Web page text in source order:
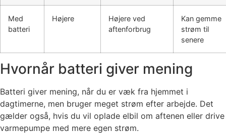
Med
batteri
Højere
Højere ved
aftenforbrug
Kan gemme
strøm til
senere
Hvornår batteri giver mening
Batteri giver mening, når du er væk fra hjemmet i
dagtimerne, men bruger meget strøm efter arbejde. Det
gælder også, hvis du vil oplade elbil om aftenen eller drive
varmepumpe med mere egen strøm.